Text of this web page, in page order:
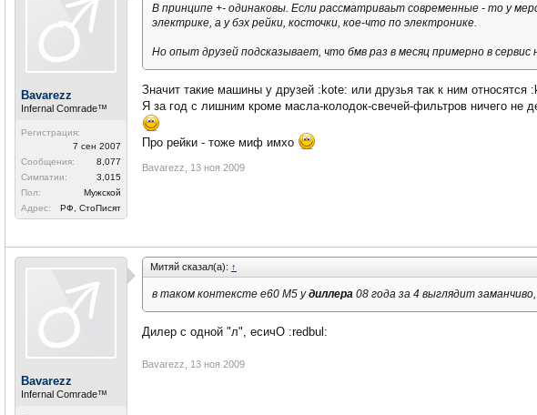
Bavarezz
Infernal Comrade™
Регистрация:
7 сен 2007
Сообщения:
8,077
Симпатии:
3,015
Пол:
Мужской
Адрес:
РФ, СтоПисят
В принципе +- одинаковы. Если рассматриваьт современные - то у
электрике, а у бэх рейки, косточки, кое-что по электронике.
Но опыт друзей подсказывает, что бмв раз в месяц примерно в сервис
Значит такие машины у друзей :kote: или друзья так к ним относятся
Я за год с лишним кроме масла-колодок-свечей-фильтров ничего не
Про рейки - тоже миф имхо
Bavarezz 13 ноя 2009
Bavarezz
Infernal Comrade™
Митяй сказал(а): ↑
в таком контексте е60 М5 удиллера 08 года за 4 выглядит
Дилер с одной "л", есичО :redbul:
Bavarezz 13 ноя 2009